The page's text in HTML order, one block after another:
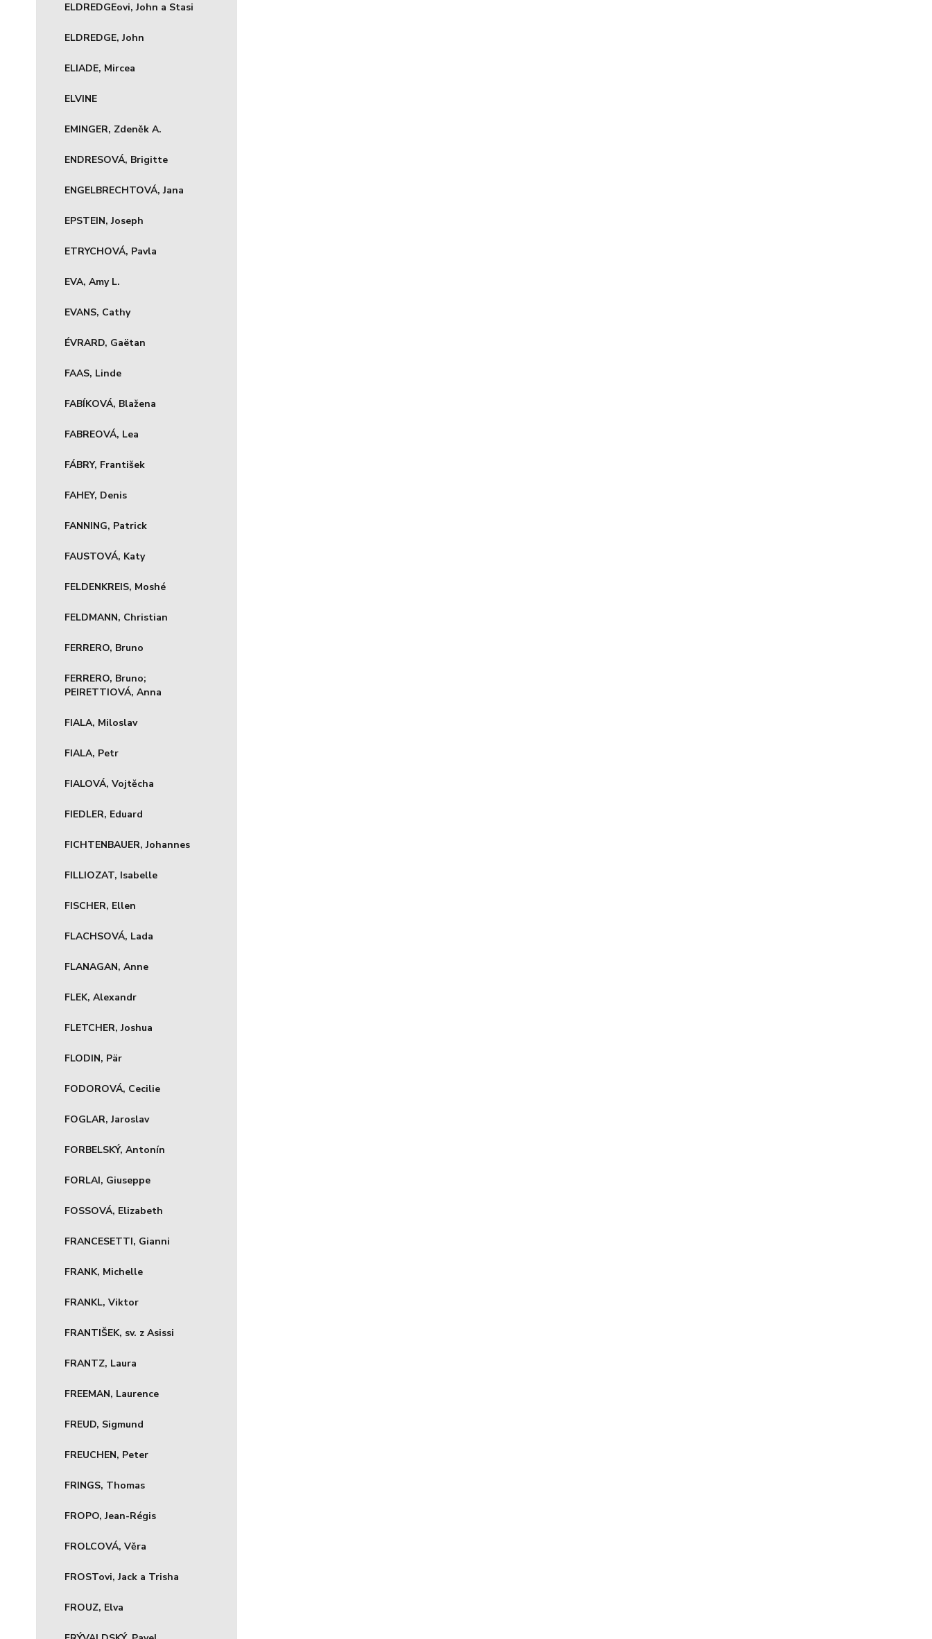
ELDREDGEovi, John a Stasi
ELDREDGE, John
ELIADE, Mircea
ELVINE
EMINGER, Zdeněk A.
ENDRESOVÁ, Brigitte
ENGELBRECHTOVÁ, Jana
EPSTEIN, Joseph
ETRYCHOVÁ, Pavla
EVA, Amy L.
EVANS, Cathy
ÉVRARD, Gaëtan
FAAS, Linde
FABÍKOVÁ, Blažena
FABREOVÁ, Lea
FÁBRY, František
FAHEY, Denis
FANNING, Patrick
FAUSTOVÁ, Katy
FELDENKREIS, Moshé
FELDMANN, Christian
FERRERO, Bruno
FERRERO, Bruno;
PEIRETTIOVÁ, Anna
FIALA, Miloslav
FIALA, Petr
FIALOVÁ, Vojtěcha
FIEDLER, Eduard
FICHTENBAUER, Johannes
FILLIOZAT, Isabelle
FISCHER, Ellen
FLACHSOVÁ, Lada
FLANAGAN, Anne
FLEK, Alexandr
FLETCHER, Joshua
FLODIN, Pär
FODOROVÁ, Cecilie
FOGLAR, Jaroslav
FORBELSKÝ, Antonín
FORLAI, Giuseppe
FOSSOVÁ, Elizabeth
FRANCESETTI, Gianni
FRANK, Michelle
FRANKL, Viktor
FRANTIŠEK, sv. z Asissi
FRANTZ, Laura
FREEMAN, Laurence
FREUD, Sigmund
FREUCHEN, Peter
FRINGS, Thomas
FROPO, Jean-Régis
FROLCOVÁ, Věra
FROSTovi, Jack a Trisha
FROUZ, Elva